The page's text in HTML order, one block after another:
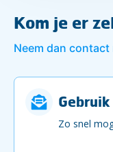
Kom je er
Neem dan contact
Zo snel